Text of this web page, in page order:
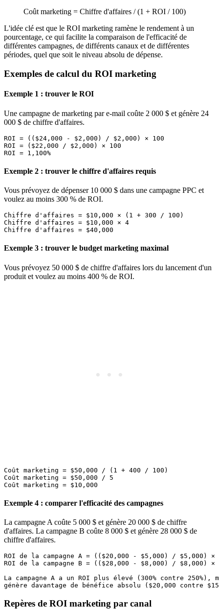
Coût marketing = Chiffre d'affaires / (1 + ROI / 100)
L'idée clé est que le ROI marketing ramène le rendement à un
pourcentage, ce qui facilite la comparaison de l'efficacité de
différentes campagnes, de différents canaux et de différentes
périodes, quel que soit le niveau absolu de dépense.
Exemples de calcul du ROI marketing
Exemple 1 : trouver le ROI
Une campagne de marketing par e-mail coûte 2 000 $ et génère 24
000 $ de chiffre d'affaires.
ROI = (($24,000 - $2,000) / $2,000) × 100
ROI = ($22,000 / $2,000) × 100
Exemple 2 : trouver le chiffre d'affaires requis
Vous prévoyez de dépenser 10 000 $ dans une campagne PPC et
voulez au moins 300 % de ROI.
Chiffre d'affaires = $10,000 × (1 + 300 / 100)
Chiffre d'affaires = $10,000 × 4
Exemple 3 : trouver le budget marketing maximal
Vous prévoyez 50 000 $ de chiffre d'affaires lors du lancement d'un
produit et voulez au moins 400 % de ROI.
Coût marketing = $50,000 / (1 + 400 / 100)
Coût marketing = $50,000 / 5
Exemple 4 : comparer l'efficacité des campagnes
La campagne A coûte 5 000 $ et génère 20 000 $ de chiffre
d'affaires. La campagne B coûte 8 000 $ et génère 28 000 $ de
chiffre d'affaires.
ROI de la campagne A = (($20,000 - $5,000) / $5,000) ×
ROI de la campagne B = (($28,000 - $8,000) / $8,000) ×
La campagne A a un ROI plus élevé (300% contre 250%),
Repères de ROI marketing par canal